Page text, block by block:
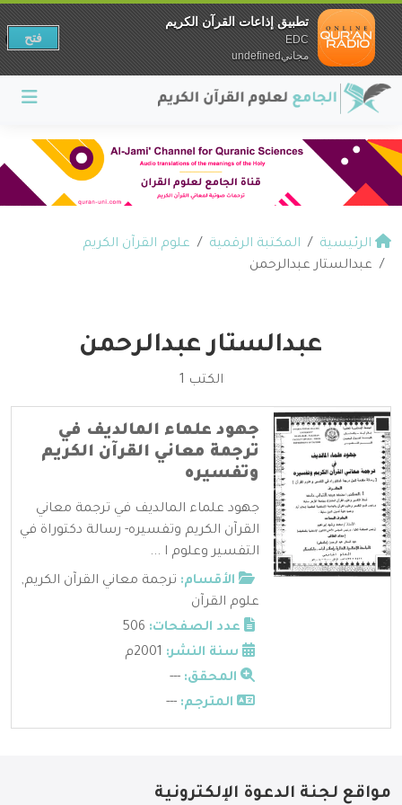
الرئيسية المكتبة الرقمية
علوم القرآن الكريم
عبدالستار عبدالرحمن
عبدالستار عبدالرحمن
الكتب 1
جهود علماء المالديف في
ترجمة معاني القرآن الكريم
وتفسيره
جهود علماء المالديف في ترجمة معاني
القرآن الكريم وتفسيره- رسالة دكتوراة في
التفسير وعلوم ا ...
الأقسام: ترجمة معاني القرآن الكريم,
علوم القرآن
عدد الصفحات:
سنة النشر:
المحقق: ---
المترجم: ---
مواقع لجنة الدعوة الإلكترونية
تطبيق إذاعات القرآن الكريم
EDC
مجانيundefined
فتح